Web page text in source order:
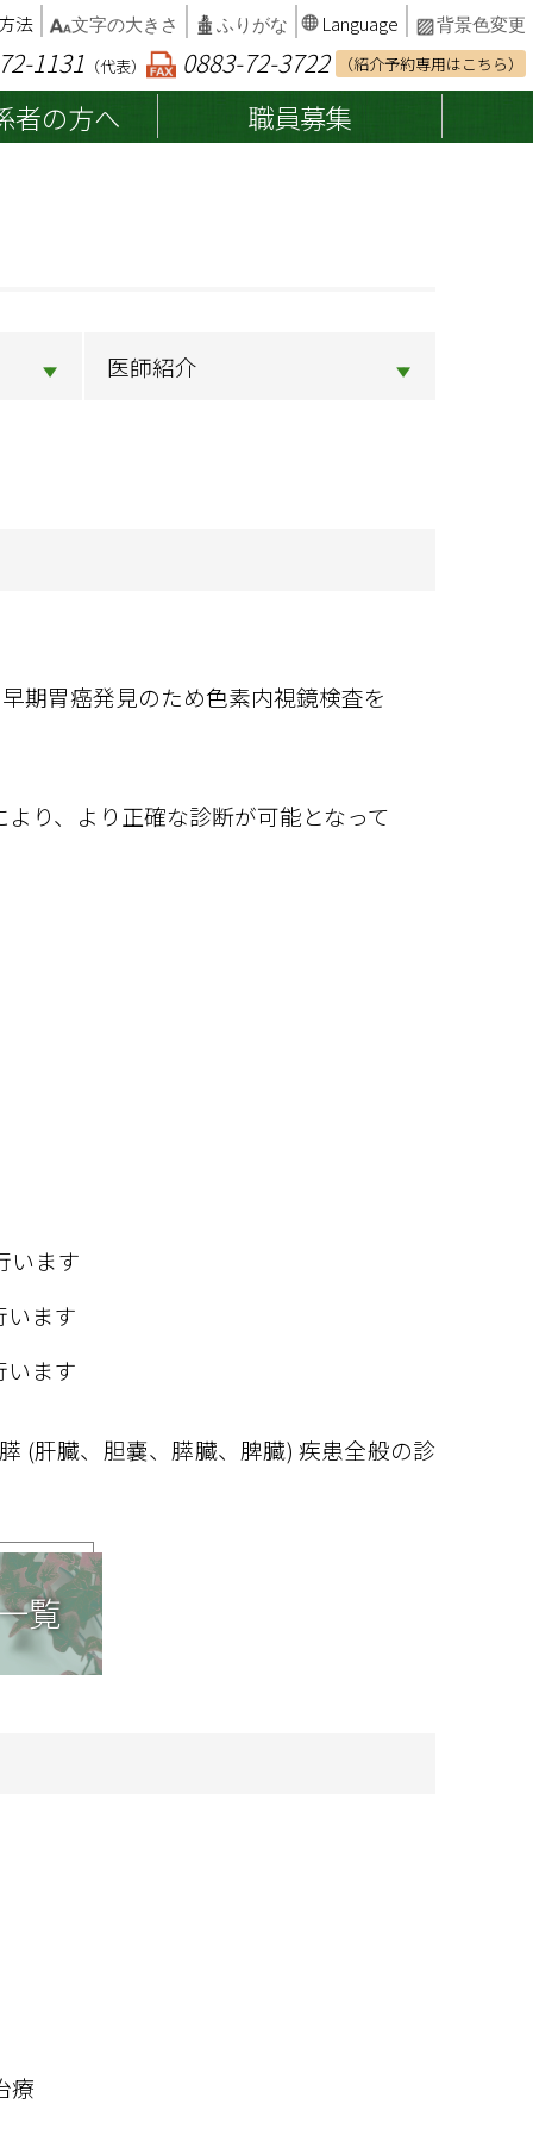
法 文字の大きさ ふりがな Language 背景色変更
1131 （代表） 0883-72-3722 （紹介予約専用はこちら）
者の方へ 職員募集
診断書・証明書等の発行
交通アクセス・駐車場
病院統計・臨床指標
医師紹介
期胃癌発見のため色素内視鏡検査を
り、より正確な診断が可能となって
います
います
います
(肝臓、胆嚢、膵臓、脾臓) 疾患全般の診
覧
療